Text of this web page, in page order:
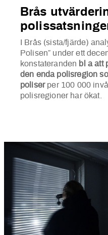
Brås
I Brås (sista/fjärde)
Polisen” under ett
konstateranden bl a att
den enda polisregion
poliserper 100 000
polisregioner har ökat.